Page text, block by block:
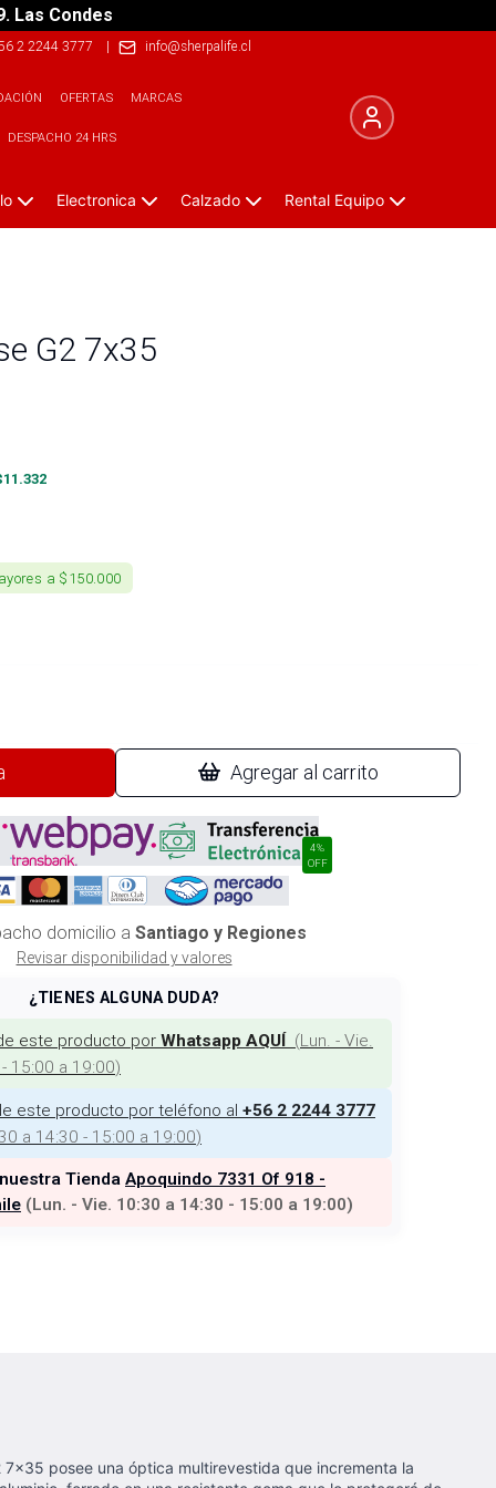
Las Condes
2 2244 3777 | info@sherpalife.cl
OFERTAS MARCAS
DESPACHO 24 HRS
Electronica Calzado Rental Equipo
G2 7x35
11.332
a $150.000
Agregar al carrito
4%
OFF
domicilio a Santiago y Regiones
Revisar disponibilidad y valores
¿TIENES ALGUNA DUDA?
este producto por Whatsapp AQUÍ (Lun. - Vie.
15:00 a 19:00)
este producto por teléfono al +56 2 2244 3777
a 14:30 - 15:00 a 19:00)
Tienda Apoquindo 7331 Of 918 -
(Lun. - Vie. 10:30 a 14:30 - 15:00 a 19:00)
posee una óptica multirevestida que incrementa la